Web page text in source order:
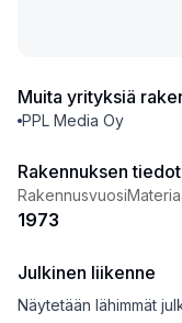
Muita yrityksiä
PPL Media Oy
Rakennuksen tiedot
Rakennusvuosi
1973
Julkinen liikenne
Näytetään lähimmät